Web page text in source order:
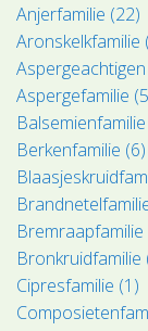
Anjerfamilie (22)
Aronskelkfamilie
Aspergefamilie
Berkenfamilie (6)
Bremraapfamilie
Bronkruidfamilie
Cipresfamilie (1)